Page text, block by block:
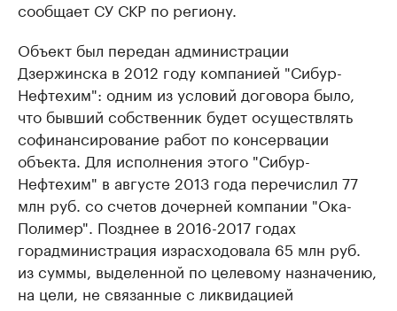
сообщает СУ СКР по региону.
Объект был передан администрации
Дзержинска в 2012 году компанией "Сибур-
Нефтехим": одним из условий договора было,
что бывший собственник будет осуществлять
софинансирование работ по консервации
объекта. Для исполнения этого "Сибур-
Нефтехим" в августе 2013 года перечислил 77
млн руб. со счетов дочерней компании "Ока-
Полимер". Позднее в 2016-2017 годах
горадминистрация израсходовала 65 млн руб.
из суммы, выделенной по целевому назначению,
на цели, не связанные с ликвидацией